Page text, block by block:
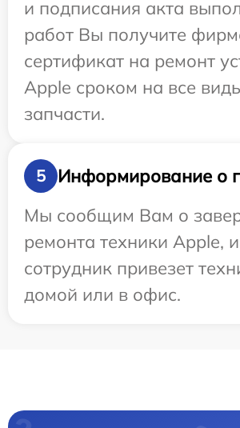
и подписания акта
работ Вы получите
сертификат на ремонт
Apple сроком на все
запчасти.
5
Информирование о
Мы сообщим Вам о
ремонта техники Apple,
сотрудник привезет
домой или в офис.